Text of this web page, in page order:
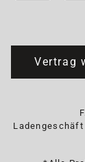
Vertrag